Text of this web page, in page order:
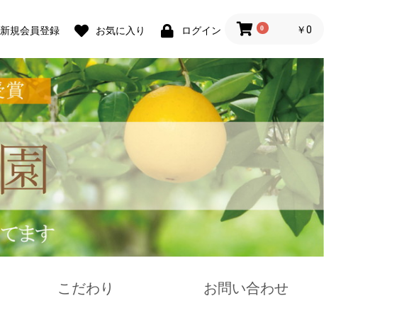
新規会員登録 お気に入り ログイン 0 ￥0
こだわり お問い合わせ